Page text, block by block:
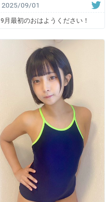
2025/09/01
9月最初のおはようください！